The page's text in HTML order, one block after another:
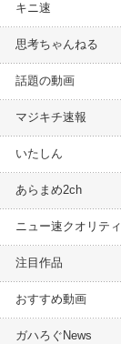
キニ速
思考ちゃんねる
話題の動画
マジキチ速報
いたしん
あらまめ2ch
ニュー速クオリティ
注目作品
おすすめ動画
ガハろぐNews